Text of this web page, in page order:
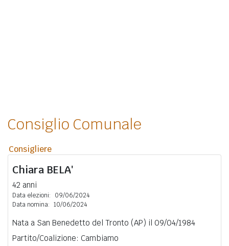
Consiglio Comunale
Consigliere
Chiara BELA'
42 anni
Data elezioni:
09/06/2024
Data nomina: 10/06/2024
Nata a San Benedetto del Tronto (AP) il 09/04/1984
Partito/Coalizione: Cambiamo